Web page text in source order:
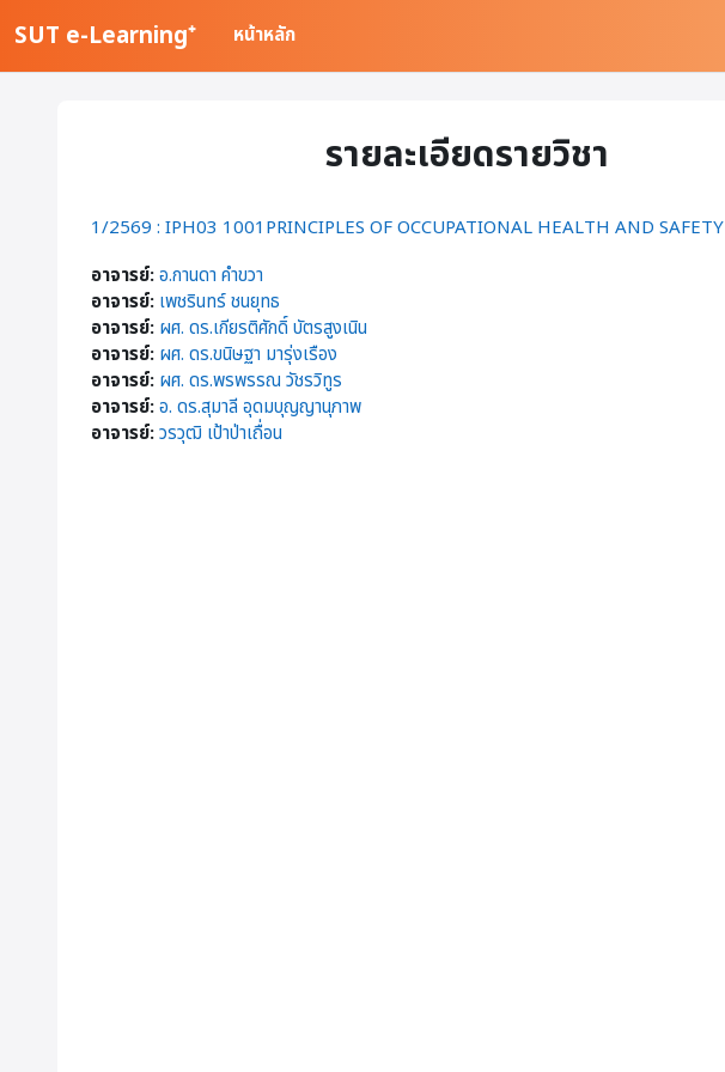
SUT e-Learning⁺ หน้าหลัก
รายละเอียดรายวิชา
1/2569 : IPH03 1001PRINCIPLES OF OCCUPATIONAL HEALTH AND SAFETY
อาจารย์:อ.กานดา คำขวา
อาจารย์: เพชรินทร์ ชนยุทธ
อาจารย์: ผศ. ดร.เกียรติศักดิ์ บัตรสูงเนิน
อาจารย์: ผศ. ดร.ขนิษฐา มารุ่งเรือง
อาจารย์: ผศ. ดร.พรพรรณ วัชรวิทูร
อาจารย์:อ. ดร.สุมาลี อุดมบุญญานุภาพ
อาจารย์:วรวุฒิ เป้าป่าเถื่อน